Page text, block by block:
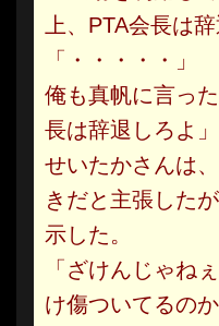
上、PTA会長は
「・・・・・」
俺も真帆に言っ
長は辞退しろよ」
せいたかさんは
きだと主張した
示した。
「ざけんじゃね
け傷ついてるの